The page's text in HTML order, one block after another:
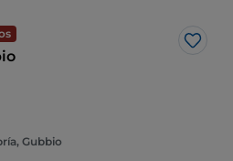
Me
Gubbio